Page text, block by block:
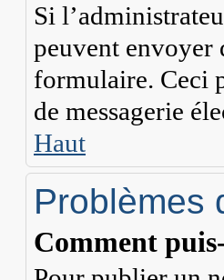
Si
peuvent envoyer
formulaire. Ceci
de messagerie
Haut
Problèmes
Comment